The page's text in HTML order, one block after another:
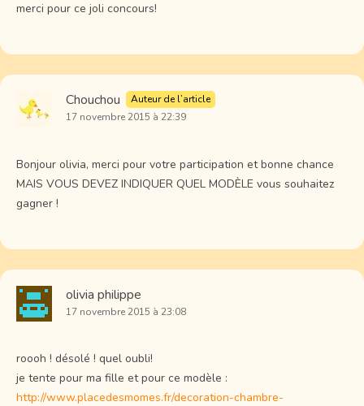
merci pour ce joli concours!
Chouchou
Auteur de l’article
17 novembre 2015 à 22:39
Bonjour olivia, merci pour votre participation et bonne chance
MAIS VOUS DEVEZ INDIQUER QUEL MODÈLE vous souhaitez
gagner !
olivia philippe
17 novembre 2015 à 23:08
roooh ! désolé ! quel oubli!
je tente pour ma fille et pour ce modèle :
http://www.placedesmomes.fr/decoration-chambre-